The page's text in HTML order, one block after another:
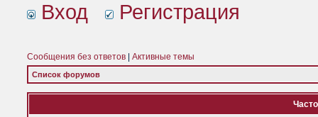
Вход Регистрация
Сообщения без ответов Активные темы
Список форумов